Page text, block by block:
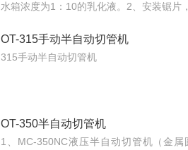
水箱浓度为1：10的乳化液。2、安装锯片
OT-315手动半自动切管机
315手动半自动切管机
OT-350半自动切管机
1、MC-350NC液压半自动切管机（金